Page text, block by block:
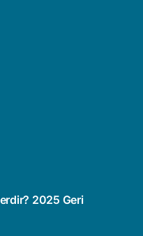
2025 Geri